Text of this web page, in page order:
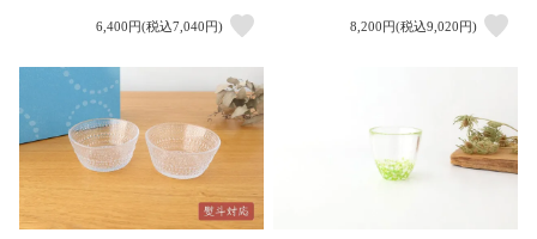
6,400円(税込7,040円) 8,200円(税込9,020円)